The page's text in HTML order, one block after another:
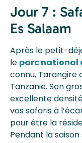
Jour 7 :
Es Salaam
Après le petit-
le parc national
connu, Tarangire
Tanzanie. Son
excellente
vos safaris à
pour être la
Pendant la